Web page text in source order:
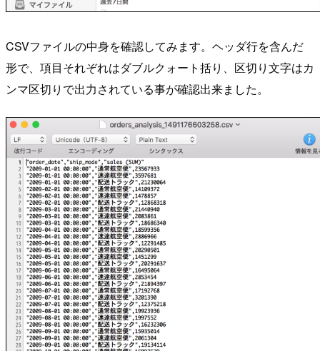
CSVファイルの中身を確認してみます。ヘッダ行を含んだ
形で、項目それぞれはダブルクォート括り、区切り文字はカ
ンマ区切りで出力されている事が確認出来ました。